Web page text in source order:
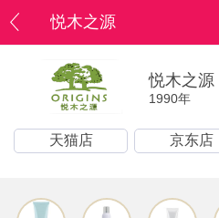
悦木之源
悦木之源
1990年
天猫店 京东店